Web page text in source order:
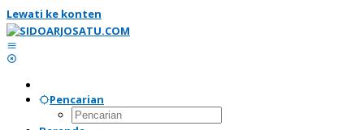
Lewati ke konten
Pencarian